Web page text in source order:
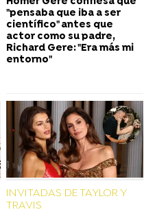
"pensaba que iba a ser
científico" antes que
actor como su padre,
Richard Gere: "Era más mi
entorno"
INVITADAS DE TAYLOR Y
TRAVIS